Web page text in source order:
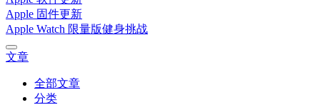
Apple 固件更新
Apple Watch 限量版健身挑战
文章
全部文章
分类